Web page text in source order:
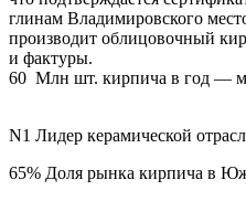
глинам Владимировского
производит облицовочный
и фактуры.
60 Млн шт. кирпича в год —
N1 Лидер керамической
65% Доля рынка кирпича в